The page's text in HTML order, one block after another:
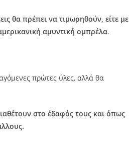
θα πρέπει να τιμωρηθούν, είτε με
αμυντική ομπρέλα.
πρώτες ύλες, αλλά θα
στο έδαφός τους και όπως